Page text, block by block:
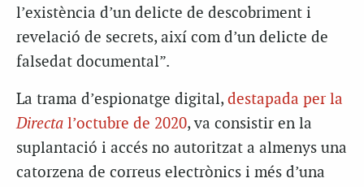
l’existència d’un delicte de descobriment i
revelació de secrets, així com d’un delicte de
falsedat documental”.
La trama d’espionatge digital, destapada per la
Directa l’octubre de 2020, va consistir en la
suplantació i accés no autoritzat a almenys una
catorzena de correus electrònics i més d’una